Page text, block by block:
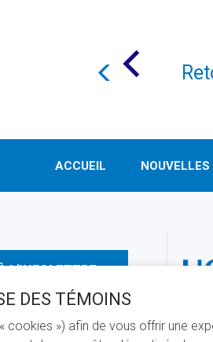
ACCUEIL NOUVELLES
L'INFOLETTRE
DES TÉMOINS
cookies ») afin de vous offrir une